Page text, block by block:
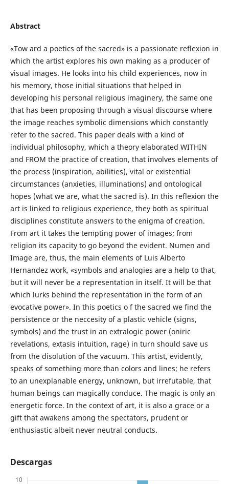
Abstract
«Tow ard a poetics of the sacred» is a passionate reflexion in
which the artist explores his own making as a producer of
visual images. He looks into his child experiences, now in
his memory, those initial situations that helped in
developing his personal religious imaginery, the same one
that has been proposing through a visual discourse where
the image reaches symbolic dimensions which constantly
refer to the sacred. This paper deals with a kind of
individual philosophy, which a theory elaborated WITHIN
and FROM the practice of creation, that involves elements of
the process (inspiration, abilities), vital or existential
circumstances (anxieties, illuminations) and ontological
hopes (what we are, what the sacred is). In this reflexion the
art is linked to religious experience, they both as spiritual
disciplines constitute answers to the enigma of creation.
From art it takes the tempting power of images; from
religion its capacity to go beyond the evident. Numen and
Image are, thus, the main elements of Luis Alberto
Hernandez work, «symbols and analogies are a help to that,
but it will never be a representation in itself. It will be that
which lurks behind the representation in the form of an
evocative power». In this poetics o f the sacred we find the
persistence or the neccesity of a plastic vehicle (signs,
symbols) and the trust in an extralogic power (oniric
revelations, extasis intuition, rage) in turn should save us
from the disolution of the vacuum. This artist, evidently,
speaks of something more than colors and lines; he refers
to an unexplanable energy, unknown, but irrefutable, that
human beings can magically conduce. The magic is only an
energetic force. In the context of art, it is also a grace or a
gift that awakens among the spectators, prudent or
enthusiastic albeit never neutral conducts.
Descargas